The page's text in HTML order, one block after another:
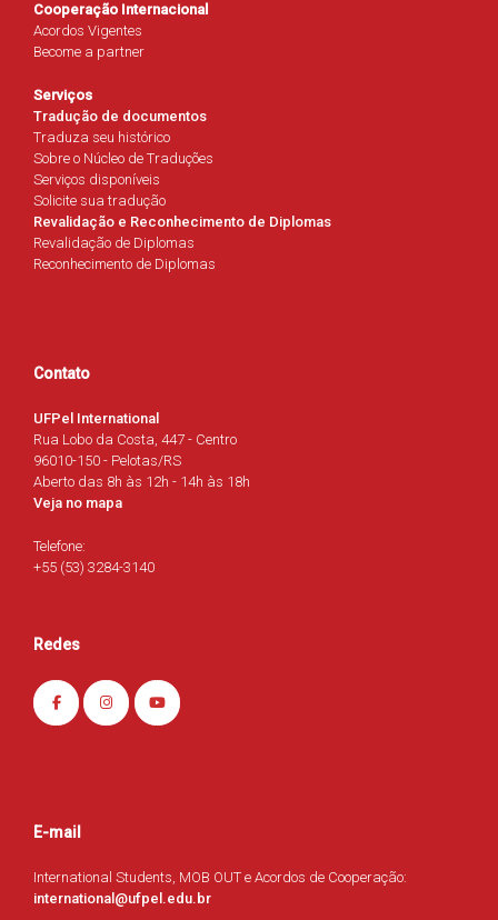
Cooperação Internacional
Acordos Vigentes
Become a partner
Serviços
Tradução de documentos
Traduza seu histórico
Sobre o Núcleo de Traduções
Serviços disponíveis
Solicite sua tradução
Revalidação e Reconhecimento de Diplomas
Revalidação de Diplomas
Reconhecimento de Diplomas
Contato
UFPel International
Rua Lobo da Costa, 447 - Centro
96010-150 - Pelotas/RS
Aberto das 8h às 12h - 14h às 18h
Veja no mapa
Telefone:
+55 (53) 3284-3140
Redes
E-mail
International Students, MOB OUT e Acordos de Cooperação:
international@ufpel.edu.br